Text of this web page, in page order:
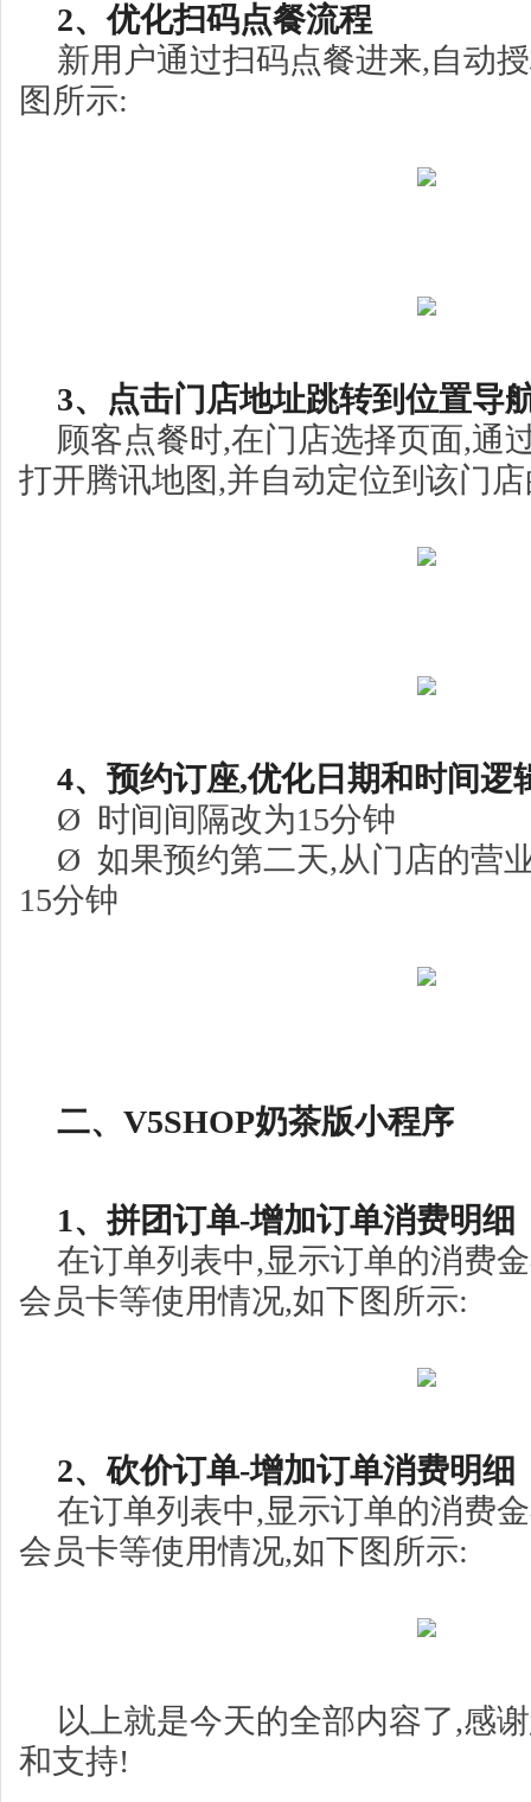
2、优化扫码点餐流程
新用户通过扫码点餐进来,自动
图所示:
3、点击门店地址跳转到位置导
顾客点餐时,在门店选择页面,通
打开腾讯地图,并自动定位到该门
4、预约订座,优化日期和时间逻
Ø 时间间隔改为15分钟
Ø 如果预约第二天,从门店的营
15分钟
二、V5SHOP奶茶版小程序
1、拼团订单-增加订单消费明细
在订单列表中,显示订单的消费
会员卡等使用情况,如下图所示:
2、砍价订单-增加订单消费明细
在订单列表中,显示订单的消费
会员卡等使用情况,如下图所示:
以上就是今天的全部内容了,感
和支持!